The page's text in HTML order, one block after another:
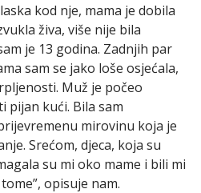
kod nje, mama je dobila
živa, više nije bila
je 13 godina. Zadnjih par
sam se jako loše osjećala,
Muž je počeo
pijan kući. Bila sam
mirovinu koja je
Srećom, djeca, koja su
su mi oko mame i bili mi
opisuje nam.